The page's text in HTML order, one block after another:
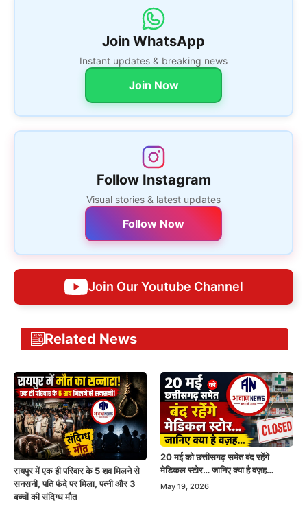
Join WhatsApp
Instant updates & breaking news
Join Now
Follow Instagram
Visual stories & latest updates
Follow Now
Join Our Youtube Channel
Related News
रायपुर में एक ही परिवार के 5 शव मिलने से
सनसनी, पति फंदे पर मिला, पत्नी और 3
बच्चों की संदिग्ध मौत
20 मई को छत्तीसगढ़ समेत बंद रहेंगे
मेडिकल स्टोर… जानिए क्या है वज़ह…
May 19, 2026